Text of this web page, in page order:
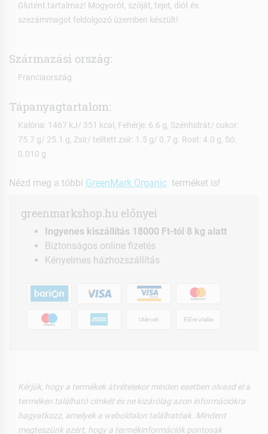
Glutént tartalmaz! Mogyorót, szóját, tejet, diót és
szezámmagot feldolgozó üzemben készült!
Származási ország:
Franciaország
Tápanyagtartalom:
Kalória: 1467 kJ/ 351 kcal, Fehérje: 6.6 g, Szénhidrát/ cukor:
75.7 g/ 25.1 g, Zsír/ telített zsír: 1.5 g/ 0.7 g. Rost: 4.0 g, Só:
0.010 g
Nézd meg a többi GreenMark Organic terméket is!
greenmarkshop.hu előnyei
Ingyenes kiszállítás 18000 Ft-tól 8 kg alatt
Biztonságos online fizetés
Kényelmes házhozszállítás
Utánvét Előre utalás
Kérjük, hogy a termékek átvételekor minden esetben olvasd el a
terméken található címkét és ne kizárólag azon információkra
hagyatkozz, amelyek a weboldalon találhatóak. Mindent
megteszünk azért, hogy a termékinformációk pontosak